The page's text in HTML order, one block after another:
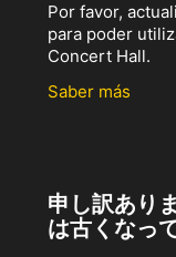
Por favor,
para poder
Concert Hall.
Saber más
申し訳あり
は古くなっ